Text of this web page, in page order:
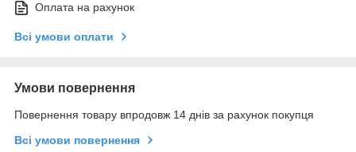
Оплата на рахунок
Всі умови оплати
Умови повернення
Повернення товару впродовж 14 днів за рахунок покупця
Всі умови повернення